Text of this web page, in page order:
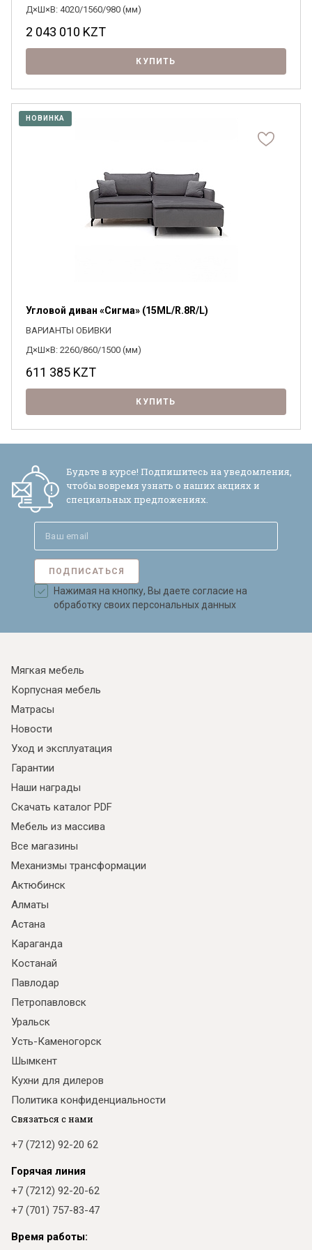
Д×Ш×В: 4020/1560/980 (мм)
2 043 010 KZT
КУПИТЬ
НОВИНКА
Угловой диван «Сигма» (15ML/R.8R/L)
ВАРИАНТЫ ОБИВКИ
Д×Ш×В: 2260/860/1500 (мм)
611 385 KZT
КУПИТЬ
Будьте в курсе! Подпишитесь на уведомления,
чтобы вовремя узнать о наших акциях и
специальных предложениях.
ПОДПИСАТЬСЯ
Нажимая на кнопку, Вы даете согласие на
обработку своих персональных данных
Мягкая мебель
Корпусная мебель
Матрасы
Новости
Уход и эксплуатация
Гарантии
Наши награды
Скачать каталог PDF
Мебель из массива
Все магазины
Механизмы трансформации
Актюбинск
Алматы
Астана
Караганда
Костанай
Павлодар
Петропавловск
Уральск
Усть-Каменогорск
Шымкент
Кухни для дилеров
Политика конфиденциальности
Связаться с нами
+7 (7212) 92-20 62
Горячая линия
+7 (7212) 92-20-62
+7 (701) 757-83-47
Время работы: